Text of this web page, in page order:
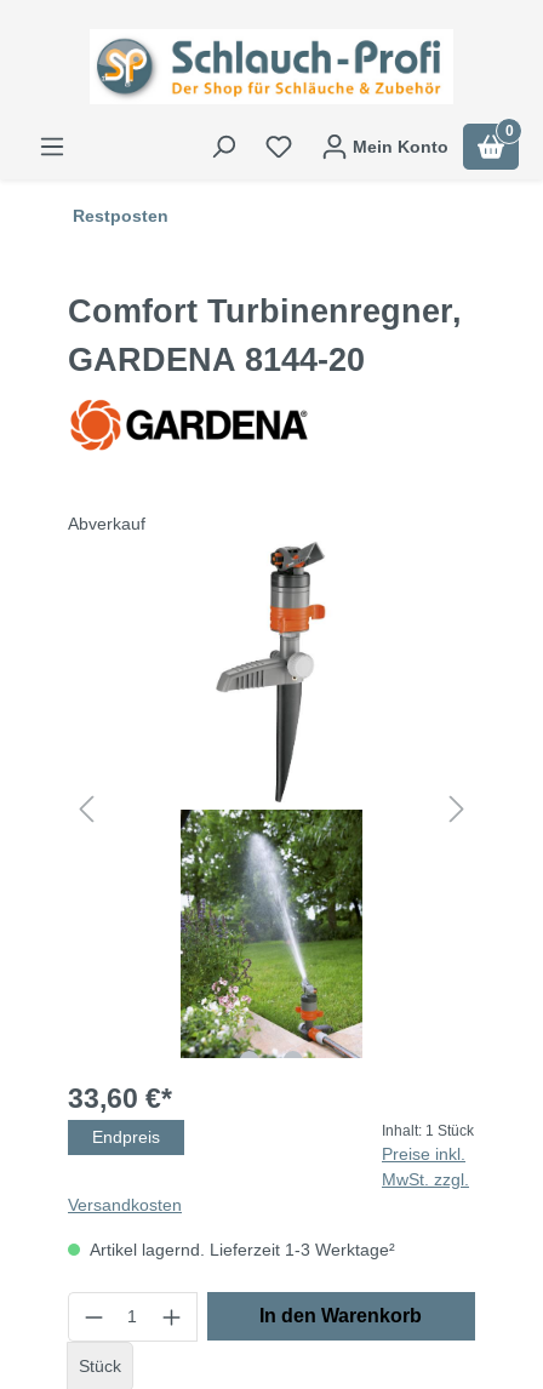
Mein Konto
0
Restposten
Comfort Turbinenregner,
GARDENA 8144-20
Abverkauf
33,60 €*
Endpreis Inhalt: 1 Stück
Preise inkl.
MwSt. zzgl.
Versandkosten
Artikel lagernd. Lieferzeit 1-3 Werktage²
Stück
In den Warenkorb